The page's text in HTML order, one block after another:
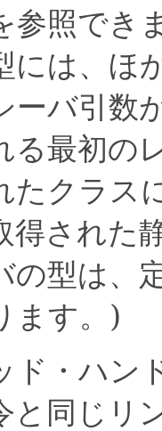
参照でき
には、ほ
ーバ引数
る最初の
たクラス
得された
の型は、
ます。)
ド・ハン
と同じリ